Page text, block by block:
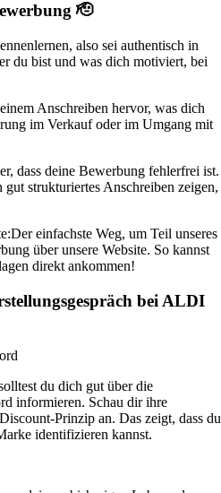
🫡
also sei authentisch in
du bist und was dich motiviert, bei
Anschreiben hervor, was dich
im Verkauf oder im Umgang mit
dass deine Bewerbung fehlerfrei ist.
strukturiertes Anschreiben zeigen,
Der einfachste Weg, um Teil unseres
über unsere Website. So kannst
direkt ankommen!
bei ALDI
du dich gut über die
informieren. Schau dir ihre
Prinzip an. Das zeigt, dass du
identifizieren kannst.